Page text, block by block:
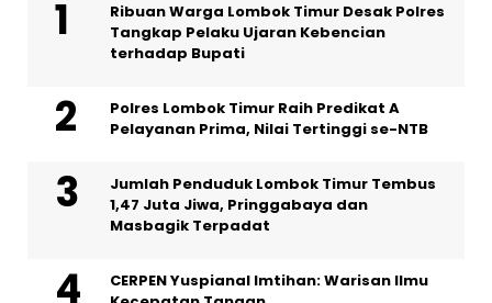
Ribuan Warga Lombok Timur Desak Polres
Tangkap Pelaku Ujaran Kebencian
terhadap Bupati
Polres Lombok Timur Raih Predikat A
Pelayanan Prima, Nilai Tertinggi se-NTB
Jumlah Penduduk Lombok Timur Tembus
1,47 Juta Jiwa, Pringgabaya dan
Masbagik Terpadat
CERPEN Yuspianal Imtihan: Warisan Ilmu